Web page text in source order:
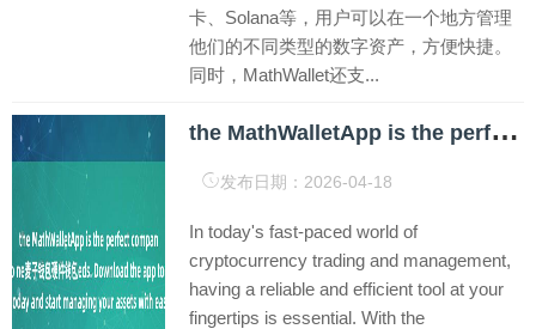
卡、Solana等，用户可以在一个地方管理
他们的不同类型的数字资产，方便快捷。
同时，MathWallet还支...
t
he MathWalletApp is the perfect companion for all your crypto ne麦子钱包硬件钱包eds. Download the app today
发布日期：2026-04-18
In today's fast-paced world of
cryptocurrency trading and management,
having a reliable and efficient tool at your
fingertips is essential. With the